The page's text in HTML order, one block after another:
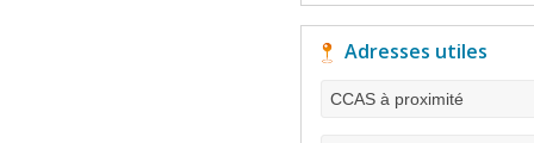
Adresses utiles
CCAS à proximité